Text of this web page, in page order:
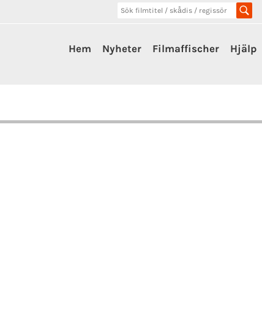
Hem Nyheter Filmaffischer Hjälp